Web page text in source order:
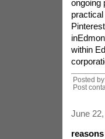
ongoing
within
Posted
Post
June